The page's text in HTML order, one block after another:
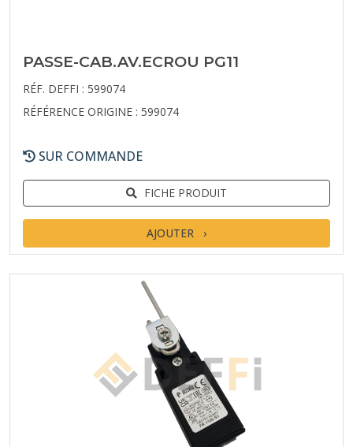
PASSE-CAB.AV.ECROU PG11
RÉF. DEFFI : 599074
RÉFÉRENCE ORIGINE : 599074
SUR COMMANDE
FICHE PRODUIT
AJOUTER